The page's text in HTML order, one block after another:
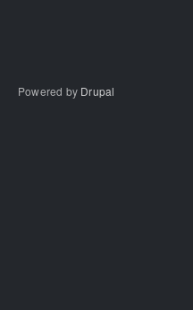
Powered by Drupal